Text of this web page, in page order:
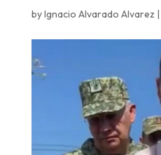
byIgnacio Alvarado Alvarez |